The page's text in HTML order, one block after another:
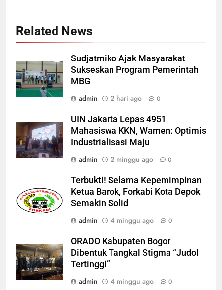
Related News
Sudjatmiko Ajak Masyarakat
Sukseskan Program Pemerintah
MBG
admin
2 hari ago 0
UIN Jakarta Lepas 4951
Mahasiswa KKN, Wamen: Optimis
Industrialisasi Maju
admin
2 minggu ago 0
Terbukti! Selama Kepemimpinan
Ketua Barok, Forkabi Kota Depok
Semakin Solid
admin
4 minggu ago 0
ORADO Kabupaten Bogor
Dibentuk Tangkal Stigma “Judol
Tertinggi”
admin
4 minggu ago 0